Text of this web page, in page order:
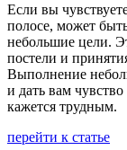
Если вы
полосе, может
небольшие цели.
постели и
Выполнение
и дать вам
кажется трудным.
перейти к статье